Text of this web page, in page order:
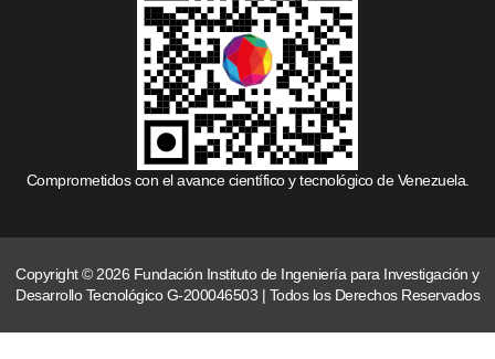
Comprometidos con el avance científico y tecnológico de Venezuela.
Copyright © 2026 Fundación Instituto de Ingeniería para Investigación y
Desarrollo Tecnológico G-200046503 | Todos los Derechos Reservados